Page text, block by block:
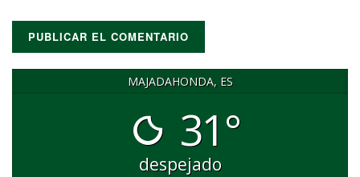
MAJADAHONDA, ES
31°
despejado